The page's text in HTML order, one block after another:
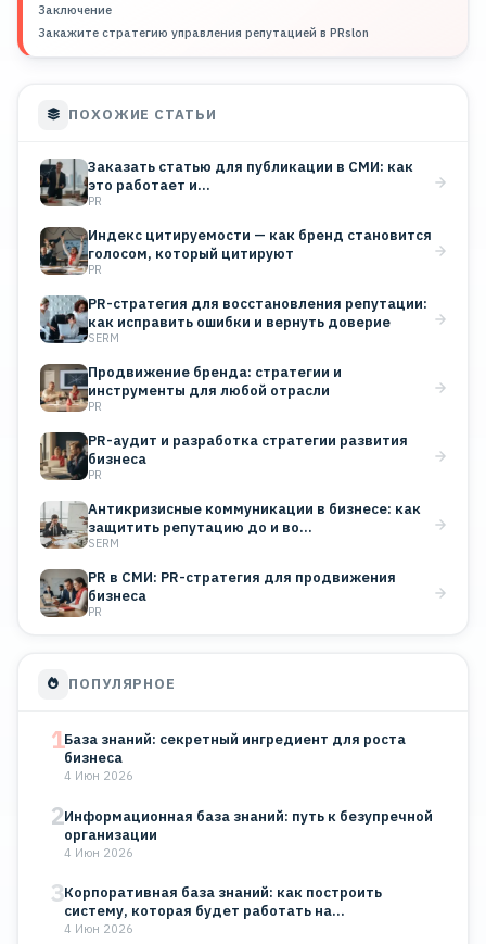
Заключение
Закажите стратегию управления репутацией в PRslon
ПОХОЖИЕ СТАТЬИ
Заказать статью для публикации в СМИ: как
это работает и…
PR
Индекс цитируемости — как бренд становится
голосом, который цитируют
PR
PR-стратегия для восстановления репутации:
как исправить ошибки и вернуть доверие
SERM
Продвижение бренда: стратегии и
инструменты для любой отрасли
PR
PR-аудит и разработка стратегии развития
бизнеса
PR
Антикризисные коммуникации в бизнесе: как
защитить репутацию до и во…
SERM
PR в СМИ: PR-стратегия для продвижения
бизнеса
PR
ПОПУЛЯРНОЕ
1База знаний: секретный ингредиент для роста
бизнеса
4 Июн 2026
2Информационная база знаний: путь к безупречной
организации
4 Июн 2026
3Корпоративная база знаний: как построить
систему, которая будет работать на…
4 Июн 2026